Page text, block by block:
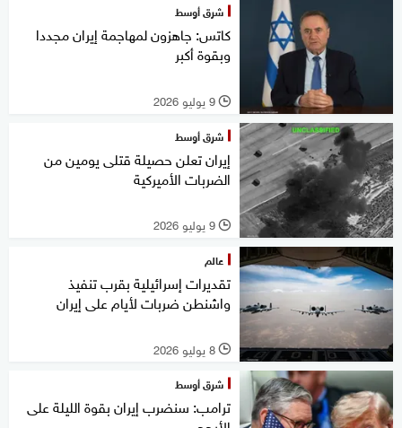
شرق أوسط
كاتس: جاهزون لمهاجمة إيران مجددا
وبقوة أكبر
l 9 يوليو 2026
شرق أوسط
إيران تعلن حصيلة قتلى يومين من
الضربات الأميركية
l 9 يوليو 2026
عالم
تقديرات إسرائيلية بقرب تنفيذ
واشنطن ضربات لأيام على إيران
l 8 يوليو 2026
شرق أوسط
ترامب: سنضرب إيران بقوة الليلة على